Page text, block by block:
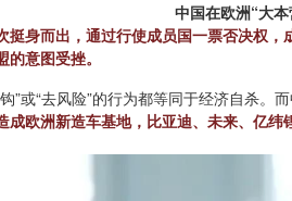
中国在欧洲“大
身而出，通过行使成员国一票否决权，
意图受挫。
”或“去风险”的行为都等同于经济自杀。
欧洲新造车基地，比亚迪、未来、亿